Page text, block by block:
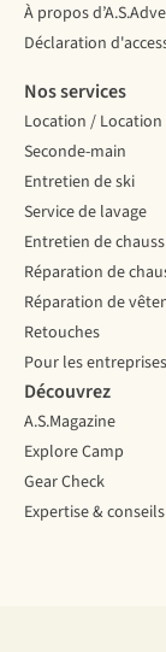
À propos
Déclaration
Nos services
Location / Location
Seconde-main
Entretien de ski
Service de lavage
Entretien de
Réparation de
Réparation de
Retouches
Pour les entreprises
Découvrez
A.S.Magazine
Explore Camp
Gear Check
Expertise & conseils